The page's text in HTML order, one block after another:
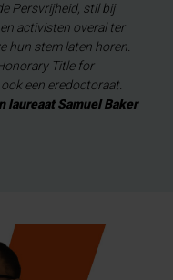
Persvrijheid, stil bij
activisten overal ter
hun stem laten horen.
Title for
een eredoctoraat.
laureaat Samuel Baker